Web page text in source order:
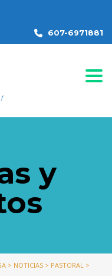
607-6971881
y
> NOTICIAS > PASTORAL >